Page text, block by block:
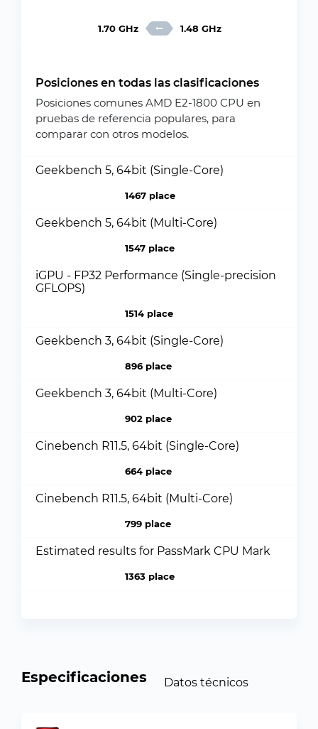
1.70 GHz 1.48 GHz
Posiciones en todas las clasificaciones
Posiciones comunes AMD E2-1800 CPU en
pruebas de referencia populares, para
comparar con otros modelos.
Geekbench 5, 64bit (Single-Core)
1467 place
Geekbench 5, 64bit (Multi-Core)
1547 place
iGPU - FP32 Performance (Single-precision
GFLOPS)
1514 place
Geekbench 3, 64bit (Single-Core)
896 place
Geekbench 3, 64bit (Multi-Core)
902 place
Cinebench R11.5, 64bit (Single-Core)
664 place
Cinebench R11.5, 64bit (Multi-Core)
799 place
Estimated results for PassMark CPU Mark
1363 place
Especificaciones Datos técnicos